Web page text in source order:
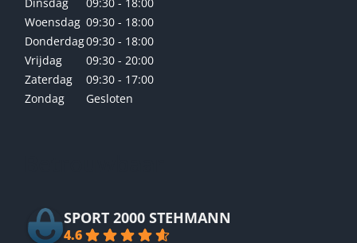
Woensdag 09:30 - 18:00
Donderdag09:30 - 18:00
Vrijdag
09:30 - 20:00
Zaterdag
09:30 - 17:00
Zondag
Gesloten
SPORT 2000 STEHMANN
4.6